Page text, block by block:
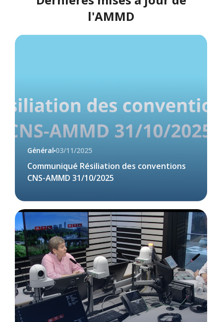
l'AMMD
Général 03/11/2025
Communiqué Résiliation des conventions
CNS-AMMD 31/10/2025